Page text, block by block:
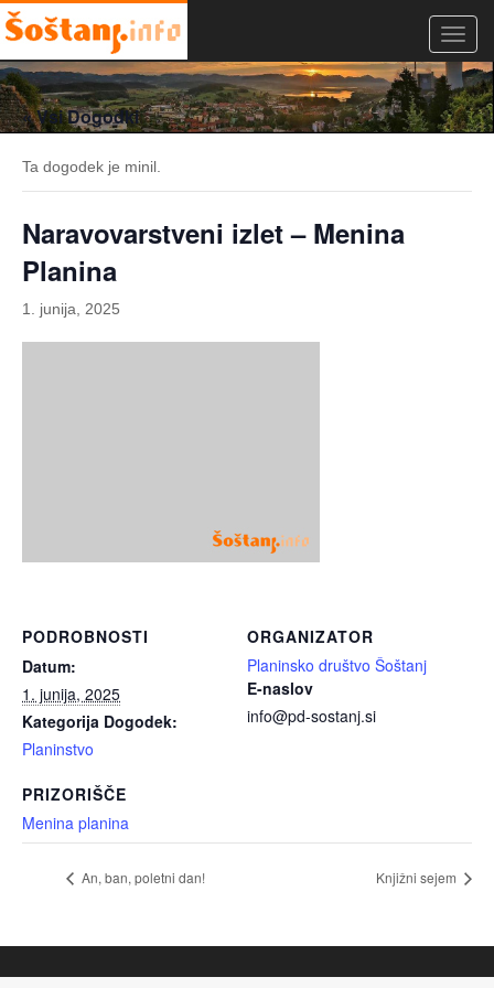
« Vsi Dogodki
Ta dogodek je minil.
Naravovarstveni izlet – Menina
Planina
1. junija, 2025
PODROBNOSTI
Datum:
1. junija, 2025
Kategorija Dogodek:
Planinstvo
PRIZORIŠČE
Menina planina
ORGANIZATOR
Planinsko društvo Šoštanj
E-naslov
info@pd-sostanj.si
An, ban, poletni dan! Knjižni sejem